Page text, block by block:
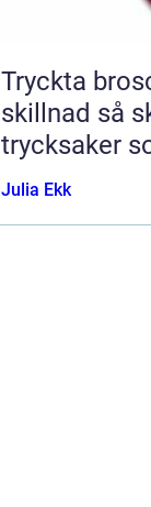
Tryckta
skillnad så skapar företag
trycksaker
Julia Ekk